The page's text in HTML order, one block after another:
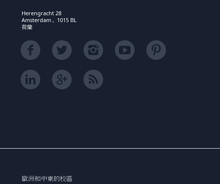
Herengracht 28
Amsterdam , 1015 BL
荷蘭
歐洲和中東的校區